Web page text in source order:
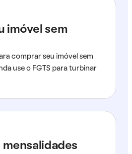
imóvel sem
comprar seu imóvel sem
use o FGTS para turbinar
mensalidades